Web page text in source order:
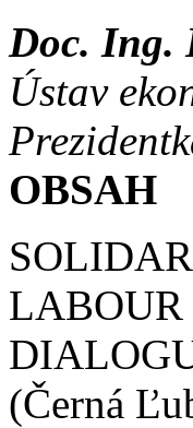
Doc. Ing.
Ústav
OBSAH
(Černá